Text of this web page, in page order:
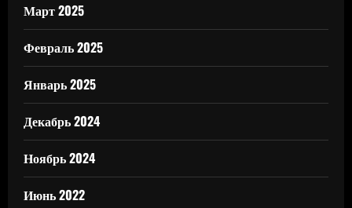
Март 2025
Февраль 2025
Январь 2025
Декабрь 2024
Ноябрь 2024
Июнь 2022